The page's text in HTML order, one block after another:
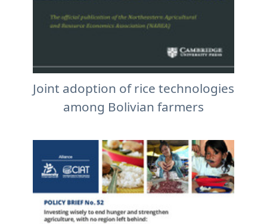
Joint adoption of rice technologies
among Bolivian farmers